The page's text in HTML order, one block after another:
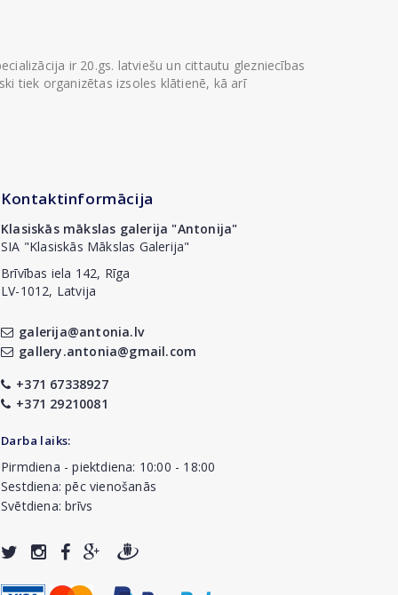
ir 20.gs. latviešu un cittautu glezniecības
tiek organizētas izsoles klātienē, kā arī
Kontaktinformācija
Klasiskās mākslas galerija "Antonija"
SIA "Klasiskās Mākslas Galerija"
Brīvības iela 142, Rīga
LV-1012, Latvija
galerija@antonia.lv
gallery.antonia@gmail.com
+371 67338927
+371 29210081
Darba laiks:
Pirmdiena - piektdiena: 10:00 - 18:00
Sestdiena: pēc vienošanās
Svētdiena: brīvs